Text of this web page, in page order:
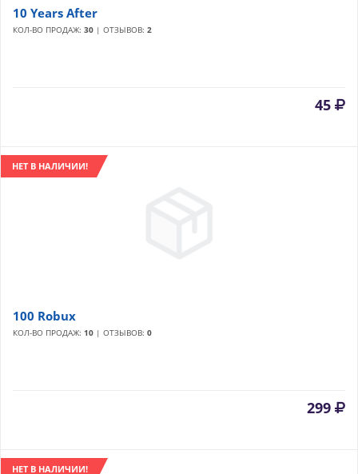
10 Years After
КОЛ-ВО ПРОДАЖ: 30 | ОТЗЫВОВ: 2
45
НЕТ В НАЛИЧИИ!
100 Robux
КОЛ-ВО ПРОДАЖ: 10 | ОТЗЫВОВ: 0
299
НЕТ В НАЛИЧИИ!